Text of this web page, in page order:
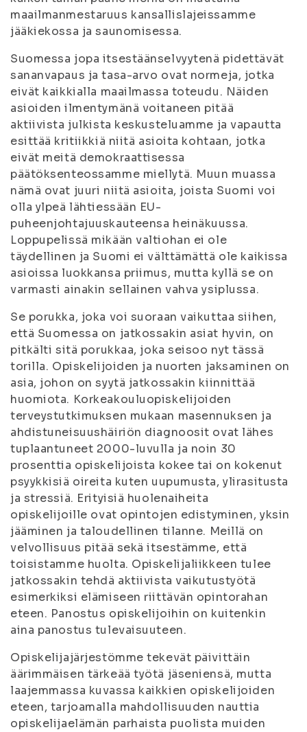
maailmanmestaruus kansallislajeissamme
jääkiekossa ja saunomisessa.
Suomessa jopa itsestäänselvyytenä pidettävät
sananvapaus ja tasa-arvo ovat normeja, jotka
eivät kaikkialla maailmassa toteudu. Näiden
asioiden ilmentymänä voitaneen pitää
aktiivista julkista keskusteluamme ja vapautta
esittää kritiikkiä niitä asioita kohtaan, jotka
eivät meitä demokraattisessa
päätöksenteossamme miellytä. Muun muassa
nämä ovat juuri niitä asioita, joista Suomi voi
olla ylpeä lähtiessään EU-
puheenjohtajuuskauteensa heinäkuussa.
Loppupelissä mikään valtiohan ei ole
täydellinen ja Suomi ei välttämättä ole kaikissa
asioissa luokkansa priimus, mutta kyllä se on
varmasti ainakin sellainen vahva ysiplussa.
Se porukka, joka voi suoraan vaikuttaa siihen,
että Suomessa on jatkossakin asiat hyvin, on
pitkälti sitä porukkaa, joka seisoo nyt tässä
torilla. Opiskelijoiden ja nuorten jaksaminen on
asia, johon on syytä jatkossakin kiinnittää
huomiota. Korkeakouluopiskelijoiden
terveystutkimuksen mukaan masennuksen ja
ahdistuneisuushäiriön diagnoosit ovat lähes
tuplaantuneet 2000-luvulla ja noin 30
prosenttia opiskelijoista kokee tai on kokenut
psyykkisiä oireita kuten uupumusta, ylirasitusta
ja stressiä. Erityisiä huolenaiheita
opiskelijoille ovat opintojen edistyminen, yksin
jääminen ja taloudellinen tilanne. Meillä on
velvollisuus pitää sekä itsestämme, että
toisistamme huolta. Opiskelijaliikkeen tulee
jatkossakin tehdä aktiivista vaikutustyötä
esimerkiksi elämiseen riittävän opintorahan
eteen. Panostus opiskelijoihin on kuitenkin
aina panostus tulevaisuuteen.
Opiskelijajärjestömme tekevät päivittäin
äärimmäisen tärkeää työtä jäseniensä, mutta
laajemmassa kuvassa kaikkien opiskelijoiden
eteen, tarjoamalla mahdollisuuden nauttia
opiskelijaelämän parhaista puolista muiden